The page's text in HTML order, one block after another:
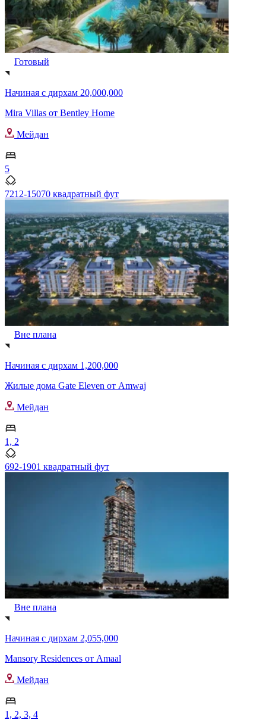
Готовый
Начиная с дирхам 20,000,000
Mira Villas от Bentley Home
Мейдан
5
7212-15070 квадратный фут
Вне плана
Начиная с дирхам 1,200,000
Жилые дома Gate Eleven от Amwaj
Мейдан
1, 2
692-1901 квадратный фут
Вне плана
Начиная с дирхам 2,055,000
Mansory Residences от Amaal
Мейдан
1, 2, 3, 4